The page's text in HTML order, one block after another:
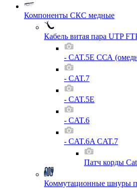
Компоненты СКС медные
Кабель витая пара UTP
- CAT.5E ССА
- CAT.7
- CAT.5E
- CAT.6
- CAT.6A CAT.7
Патч корды
Коммутационные шнуры